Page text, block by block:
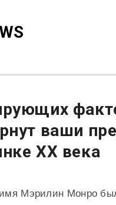
ваши
ХХ века
Мэрилин Монро